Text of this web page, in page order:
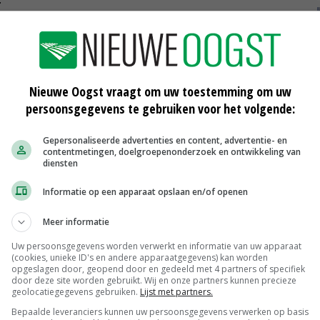
niet meer zo vanzelfsprekend
een ontwikkeling om samen met klanten in te
eiwitisolaat uit veldbonen en erwten is het aandeel
gunstig te beïnvloeden', zegt de
is de exacte CO2-voetafdruk van zijn
en rekenen met echte cijfers van
lagere klimaatimpact te hebben dan de generieke
een specifiek programma draaien op een lage
onze varkenshouders en kunnen we de meerkosten
Nieuwe Oogst vraagt om uw toestemming om uw
persoonsgegevens te gebruiken voor het volgende:
Gepersonaliseerde advertenties en content, advertentie- en
contentmetingen, doelgroepenonderzoek en ontwikkeling van
diensten
Informatie op een apparaat opslaan en/of openen
Meer informatie
Uw persoonsgegevens worden verwerkt en informatie van uw apparaat
(cookies, unieke ID's en andere apparaatgegevens) kan worden
opgeslagen door, geopend door en gedeeld met 4 partners of specifiek
door deze site worden gebruikt. Wij en onze partners kunnen precieze
geolocatiegegevens gebruiken. Lijst met partners.
Bepaalde leveranciers kunnen uw persoonsgegevens verwerken op basis